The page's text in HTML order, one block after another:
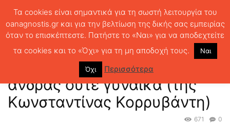
Άλμπερτ Νομπς, ούτε άνδρας ούτε
γυναίκα (της Κωνσταντίνας Κορρυβάντη)
Άλμπερτ Νομπς, ούτε
άνδρας ούτε γυναίκα (της
Κωνσταντίνας Κορρυβάντη)
0
671
Τα cookies είναι σημαντικά για τη σωστή λειτουργία του
oanagnostis.gr και για την βελτίωση της δικής σας εμπειρίας
όταν το επισκέπτεστε. Πατήστε το «Ναι» για να αποδεχτείτε
τα cookies και το «Όχι» για τη μη αποδοχή τους.
Ναι
Όχι Περισσότερα